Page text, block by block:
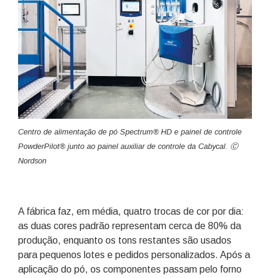
Centro de alimentação de pó Spectrum® HD e painel de controle
PowderPilot® junto ao painel auxiliar de controle da Cabycal. Ⓒ
Nordson
A fábrica faz, em média, quatro trocas de cor por dia:
as duas cores padrão representam cerca de 80% da
produção, enquanto os tons restantes são usados
para pequenos lotes e pedidos personalizados. Após a
aplicação do pó, os componentes passam pelo forno